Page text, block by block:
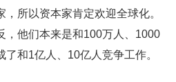
所以资本家肯定欢迎全球化。
，他们本来是和100万人、1000
和1亿人、10亿人竞争工作。